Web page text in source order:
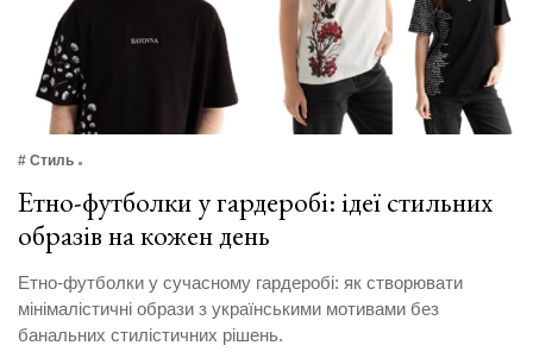
# Стиль
Етно-футболки у гардеробі: ідеї стильних
образів на кожен день
Етно-футболки у сучасному гардеробі: як створювати
мінімалістичні образи з українськими мотивами без
банальних стилістичних рішень.